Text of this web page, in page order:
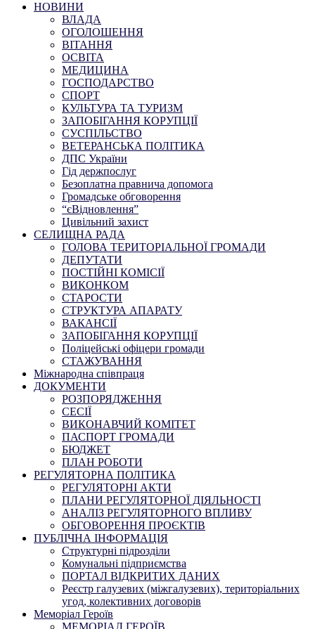
НОВИНИ
ВЛАДА
ОГОЛОШЕННЯ
ВІТАННЯ
ОСВІТА
МЕДИЦИНА
ГОСПОДАРСТВО
СПОРТ
КУЛЬТУРА ТА ТУРИЗМ
ЗАПОБІГАННЯ КОРУПЦІЇ
СУСПІЛЬСТВО
ВЕТЕРАНСЬКА ПОЛІТИКА
ДПС України
Гід держпослуг
Безоплатна правнича допомога
Громадське обговорення
“єВідновлення”
Цивільний захист
СЕЛИЩНА РАДА
ГОЛОВА ТЕРИТОРІАЛЬНОЇ ГРОМАДИ
ДЕПУТАТИ
ПОСТІЙНІ КОМІСІЇ
ВИКОНКОМ
СТАРОСТИ
СТРУКТУРА АПАРАТУ
ВАКАНСІЇ
ЗАПОБІГАННЯ КОРУПЦІЇ
Поліцейські офіцери громади
СТАЖУВАННЯ
Міжнародна співпраця
ДОКУМЕНТИ
РОЗПОРЯДЖЕННЯ
СЕСІЇ
ВИКОНАВЧИЙ КОМІТЕТ
ПАСПОРТ ГРОМАДИ
БЮДЖЕТ
ПЛАН РОБОТИ
РЕГУЛЯТОРНА ПОЛІТИКА
РЕГУЛЯТОРНІ АКТИ
ПЛАНИ РЕГУЛЯТОРНОЇ ДІЯЛЬНОСТІ
АНАЛІЗ РЕГУЛЯТОРНОГО ВПЛИВУ
ОБГОВОРЕННЯ ПРОЄКТІВ
ПУБЛІЧНА ІНФОРМАЦІЯ
Структурні підрозділи
Комунальні підприємства
ПОРТАЛ ВІДКРИТИХ ДАНИХ
Реєстр галузевих (міжгалузевих), територіальних
угод, колективних договорів
Меморіал Героїв